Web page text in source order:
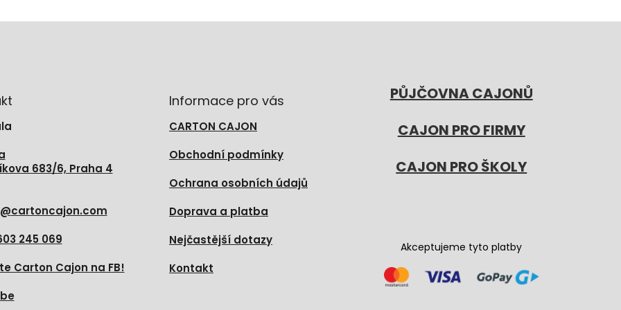
683/6, Praha 4
@cartoncajon.com
245 069
Carton Cajon na FB!
Informace pro vás
CARTON CAJON
Obchodní podmínky
Ochrana osobních údajů
Doprava a platba
Nejčastější dotazy
Kontakt
PŮJČOVNA CAJONŮ
CAJON PRO FIRMY
CAJON PRO ŠKOLY
Akceptujeme tyto platby